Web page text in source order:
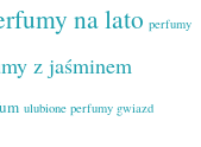
na lato perfumy
z jaśminem
ulubione perfumy gwiazd